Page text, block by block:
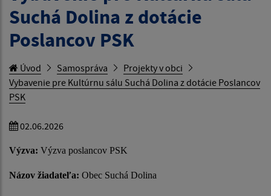
Suchá Dolina z dotácie
Poslancov PSK
Úvod Samospráva
Projekty v obci
Vybavenie pre Kultúrnu sálu Suchá Dolina z dotácie Poslancov
PSK
02.06.2026
Výzva: Výzva poslancov PSK
Názov žiadateľa: Obec Suchá Dolina